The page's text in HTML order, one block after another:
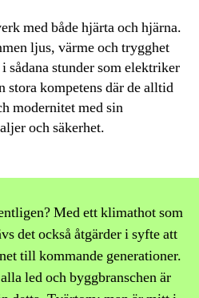
med både hjärta och hjärna.
ljus, värme och trygghet
sådana stunder som elektriker
stora kompetens där de alltid
modernitet med sin
och säkerhet.
Med ett klimathot som
det också åtgärder i syfte att
till kommande generationer.
led och byggbranschen är